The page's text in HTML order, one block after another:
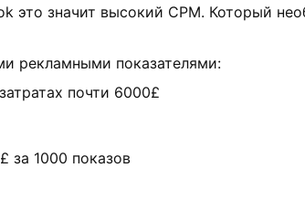
это значит высокий СРМ. Который
рекламными показателями:
почти 6000£
за 1000 показов